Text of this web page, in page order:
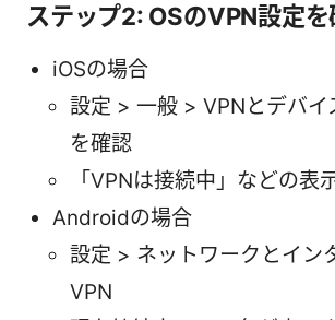
ステップ2: OSのVPN設定を
iOSの場合
設定 > 一般 > VPNとデバイ
を確認
「VPNは接続中」などの表
Androidの場合
設定 > ネットワークとイン
VPN